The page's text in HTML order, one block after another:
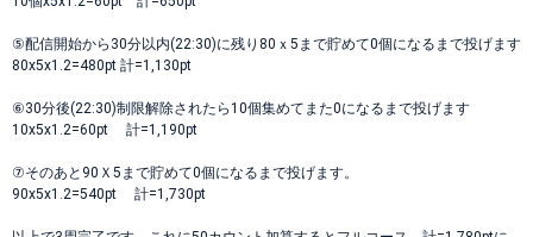
⑤配信開始から30分以内(22:30)に残り80ｘ5まで貯めて0個になるまで投げます
80x5x1.2=480pt 計=1,130pt
⑥30分後(22:30)制限解除されたら10個集めてまた0になるまで投げます
10x5x1.2=60pt 計=1,190pt
⑦そのあと90Ｘ5まで貯めて0個になるまで投げます。
90x5x1.2=540pt 計=1,730pt